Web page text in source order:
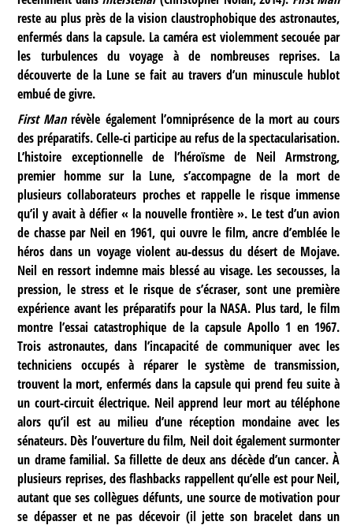
reste au plus près de la vision claustrophobique des astronautes,
enfermés dans la capsule. La caméra est violemment secouée par
les turbulences du voyage à de nombreuses reprises. La
découverte de la Lune se fait au travers d’un minuscule hublot
embué de givre.
First Manrévèle également l’omniprésence de la mort au cours
des préparatifs. Celle-ci participe au refus de la spectacularisation.
L’histoire exceptionnelle de l’héroïsme de Neil Armstrong,
premier homme sur la Lune, s’accompagne de la mort de
plusieurs collaborateurs proches et rappelle le risque immense
qu’il y avait à défier « la nouvelle frontière ». Le test d’un avion
de chasse par Neil en 1961, qui ouvre le film, ancre d’emblée le
héros dans un voyage violent au-dessus du désert de Mojave.
Neil en ressort indemne mais blessé au visage. Les secousses, la
pression, le stress et le risque de s’écraser, sont une première
expérience avant les préparatifs pour la NASA. Plus tard, le film
montre l’essai catastrophique de la capsule Apollo 1 en 1967.
Trois astronautes, dans l’incapacité de communiquer avec les
techniciens occupés à réparer le système de transmission,
trouvent la mort, enfermés dans la capsule qui prend feu suite à
un court-circuit électrique. Neil apprend leur mort au téléphone
alors qu’il est au milieu d’une réception mondaine avec les
sénateurs. Dès l’ouverture du film, Neil doit également surmonter
un drame familial. Sa fillette de deux ans décède d’un cancer. À
plusieurs reprises, des flashbacks rappellent qu’elle est pour Neil,
autant que ses collègues défunts, une source de motivation pour
se dépasser et ne pas décevoir (il jette son bracelet dans un